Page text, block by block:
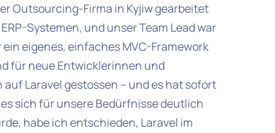
Outsourcing-Firma in Kyjiw gearbeitet
Systemen, und unser Team Lead war
eigenes, einfaches MVC-Framework
für neue Entwicklerinnen und
Laravel gestossen – und es hat sofort
sich für unsere Bedürfnisse deutlich
habe ich entschieden, Laravel im